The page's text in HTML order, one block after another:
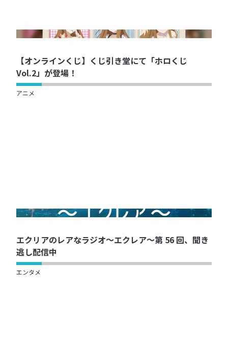
NOW PRINTING...
【オンラインくじ】くじ引き堂にて「ホロくじ
Vol.2」が登場！
アニメ
NOW PRINTING...
エクリアのレアなラジオ～エクレア～第 56 回、聞き
逃し配信中
エンタメ